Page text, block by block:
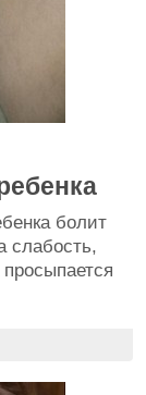
болит
слабость,